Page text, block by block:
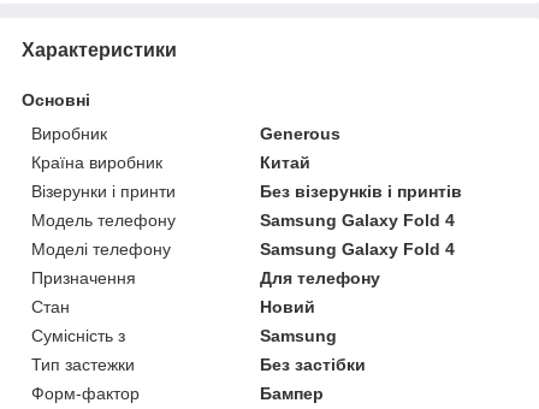
Характеристики
Основні
Виробник
Generous
Країна виробник
Китай
Візерунки і принти
Без візерунків і принтів
Модель телефону
Samsung Galaxy Fold 4
Моделі телефону
Samsung Galaxy Fold 4
Призначення
Для телефону
Стан
Новий
Сумісність з
Samsung
Тип застежки
Без застібки
Форм-фактор
Бампер